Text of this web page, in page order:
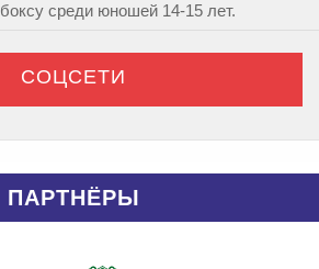
среди юношей 14-15 лет.
СОЦСЕТИ
ПАРТНЁРЫ